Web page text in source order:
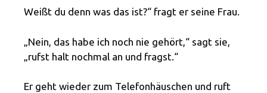
Weißt du denn was das ist?“ fragt er seine Frau.
„Nein, das habe ich noch nie gehört,“ sagt sie,
„rufst halt nochmal an und fragst.“
Er geht wieder zum Telefonhäuschen und ruft